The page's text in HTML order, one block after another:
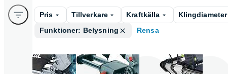
Pris Tillverkare Kraftkälla Klingdiameter
Funktioner: Belysning
Rensa